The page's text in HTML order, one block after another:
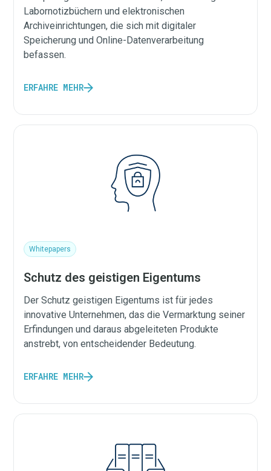
Labornotizbüchern und elektronischen
Archiveinrichtungen, die sich mit digitaler
Speicherung und Online-Datenverarbeitung
befassen.
ERFAHRE MEHR
Whitepapers
Schutz des geistigen Eigentums
Der Schutz geistigen Eigentums ist für jedes
innovative Unternehmen, das die Vermarktung seiner
Erfindungen und daraus abgeleiteten Produkte
anstrebt, von entscheidender Bedeutung.
ERFAHRE MEHR